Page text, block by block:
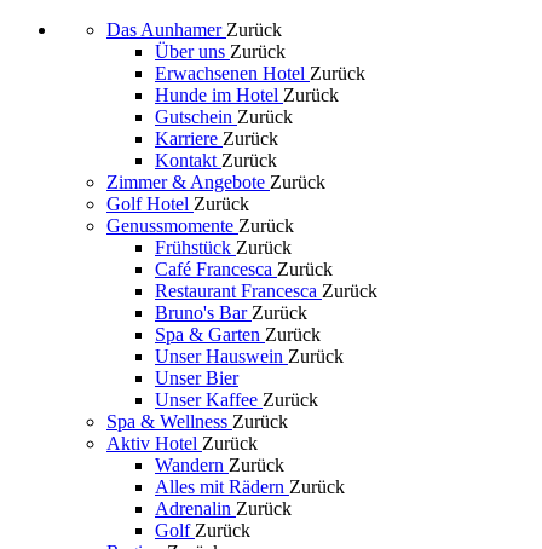
Das Aunhamer Zurück
Über uns Zurück
Erwachsenen Hotel Zurück
Hunde im Hotel Zurück
Gutschein Zurück
Karriere Zurück
Kontakt Zurück
Zimmer & Angebote Zurück
Golf Hotel Zurück
Genussmomente Zurück
Frühstück Zurück
Café Francesca Zurück
Restaurant Francesca Zurück
Bruno's Bar Zurück
Spa & Garten Zurück
Unser Hauswein Zurück
Unser Bier
Unser Kaffee Zurück
Spa & Wellness Zurück
Aktiv Hotel Zurück
Wandern Zurück
Alles mit Rädern Zurück
Adrenalin Zurück
Golf Zurück